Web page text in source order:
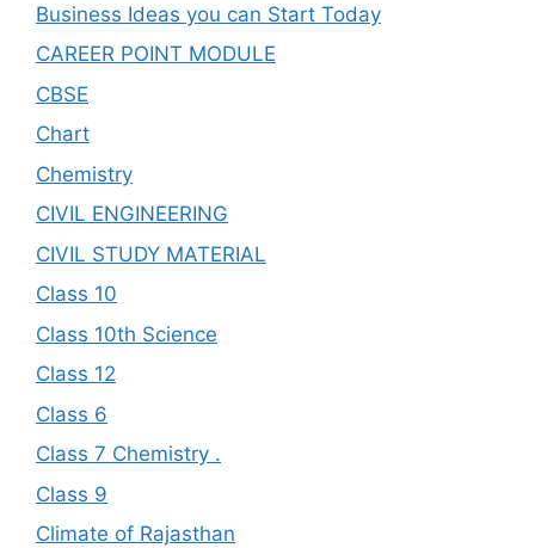
Business Ideas you can Start Today
CAREER POINT MODULE
CBSE
Chart
Chemistry
CIVIL ENGINEERING
CIVIL STUDY MATERIAL
Class 10
Class 10th Science
Class 12
Class 6
Class 7 Chemistry .
Class 9
Climate of Rajasthan